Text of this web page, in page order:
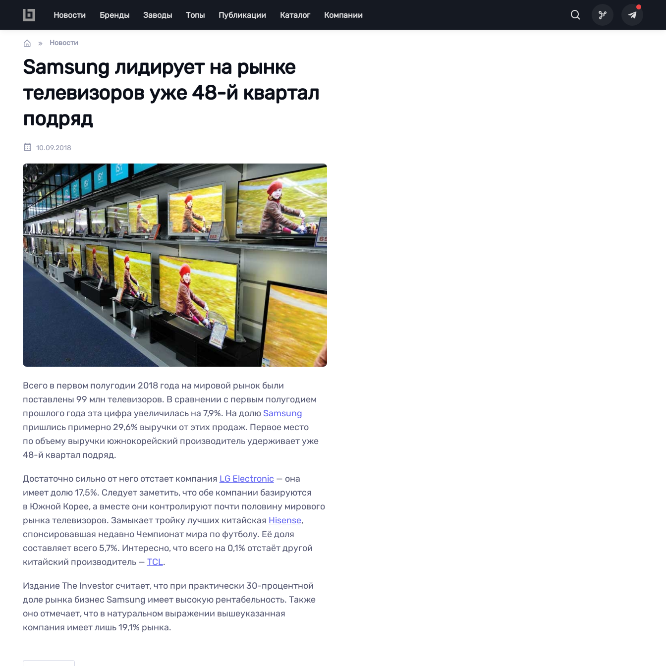
Main navigation
Новости Бренды Заводы Топы Публикации Каталог Компании
Новости
Samsung лидирует на рынке
телевизоров уже 48-й квартал
подряд
10.09.2018
Всего в первом полугодии 2018 года на мировой рынок были
поставлены 99 млн телевизоров. В сравнении с первым полугодием
прошлого года эта цифра увеличилась на 7,9%. На долю Samsung
пришлись примерно 29,6% выручки от этих продаж. Первое место
по объему выручки южнокорейский производитель удерживает уже
48-й квартал подряд.
Достаточно сильно от него отстает компания LG Electronic — она
имеет долю 17,5%. Следует заметить, что обе компании базируются
в Южной Корее, а вместе они контролируют почти половину мирового
рынка телевизоров. Замыкает тройку лучших китайская Hisense,
спонсировавшая недавно Чемпионат мира по футболу. Её доля
составляет всего 5,7%. Интересно, что всего на 0,1% отстаёт другой
китайский производитель — TCL.
Издание The Investor считает, что при практически 30-процентной
доле рынка бизнес Samsung имеет высокую рентабельность. Также
оно отмечает, что в натуральном выражении вышеуказанная
компания имеет лишь 19,1% рынка.